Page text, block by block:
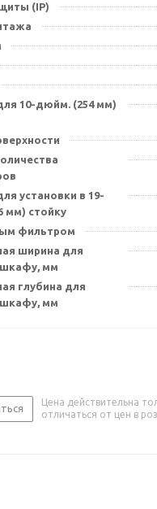
(IP)
10-дюйм. (254 мм)
установки в 19-
мм) стойку
фильтром
ширина для
мм
глубина для
мм
Цена действительна
отличаться от цен в